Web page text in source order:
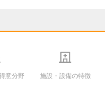
意分野 施設・設備の特徴